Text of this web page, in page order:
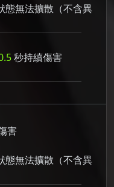
態無法擴散（不含異
秒持續傷害
害
態無法擴散（不含異